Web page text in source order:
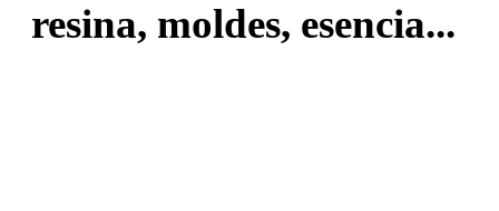
resina, moldes, esencia...